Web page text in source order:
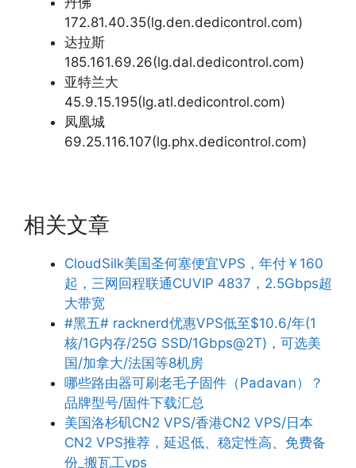
172.81.40.35(lg.den.dedicontrol.com)
达拉斯
185.161.69.26(lg.dal.dedicontrol.com)
亚特兰大
45.9.15.195(lg.atl.dedicontrol.com)
凤凰城
69.25.116.107(lg.phx.dedicontrol.com)
相关文章
CloudSilk美国圣何塞便宜VPS，年付￥160
起，三网回程联通CUVIP 4837，2.5Gbps超
大带宽
#黑五# racknerd优惠VPS低至$10.6/年(1
核/1G内存/25G SSD/1Gbps@2T)，可选美
国/加拿大/法国等8机房
哪些路由器可刷老毛子固件（Padavan）？
品牌型号/固件下载汇总
美国洛杉矶CN2 VPS/香港CN2 VPS/日本
CN2 VPS推荐，延迟低、稳定性高、免费备
份_搬瓦工vps